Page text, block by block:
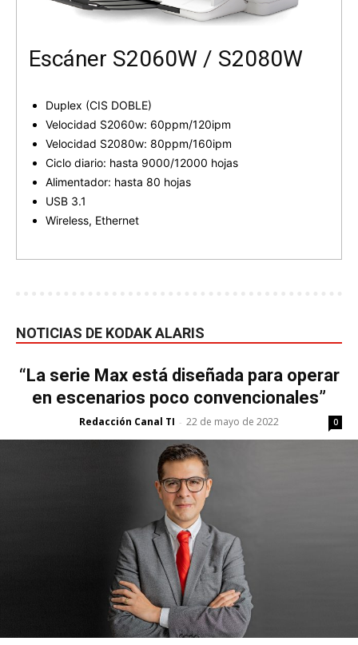
Escáner S2060W / S2080W
Duplex (CIS DOBLE)
Velocidad S2060w: 60ppm/120ipm
Velocidad S2080w: 80ppm/160ipm
Ciclo diario: hasta 9000/12000 hojas
Alimentador: hasta 80 hojas
USB 3.1
Wireless, Ethernet
NOTICIAS DE KODAK ALARIS
“La serie Max está diseñada para operar
en escenarios poco convencionales”
Redacción Canal TI - 22 de mayo de 2022 0